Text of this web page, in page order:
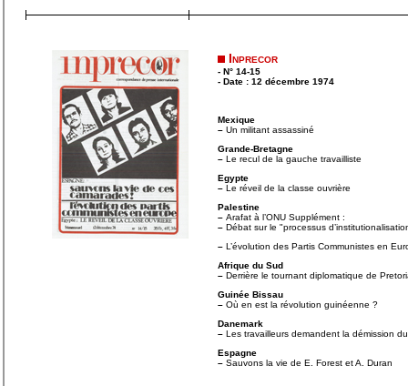
Inprecor
- N° 14-15
- Date : 12 décembre 1974
Mexique
– Un militant assassiné
Grande-Bretagne
– Le recul de la gauche travailliste
Egypte
– Le réveil de la classe ouvrière
Palestine
– Arafat à l’ONU Supplément :
– Débat sur le "processus
– L’évolution des Partis Communistes en
Afrique du Sud
– Derrière le tournant diplomatique de
Guinée Bissau
– Où en est la révolution guinéenne ?
Danemark
– Les travailleurs demandent la démission
Espagne
– Sauvons la vie de E. Forest et A. Duran